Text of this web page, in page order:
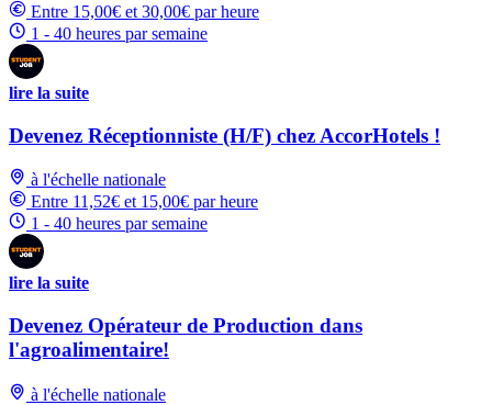
Entre 15,00€ et 30,00€ par heure
1 - 40 heures par semaine
lire la suite
Devenez Réceptionniste (H/F) chez AccorHotels !
à l'échelle nationale
Entre 11,52€ et 15,00€ par heure
1 - 40 heures par semaine
lire la suite
Devenez Opérateur de Production dans
l'agroalimentaire!
à l'échelle nationale